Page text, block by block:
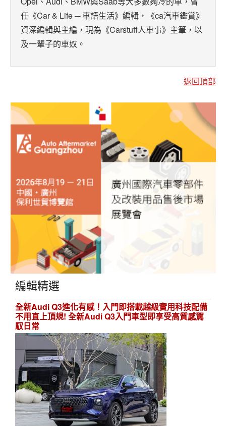
任《Car & Life ─ 車語生活》編輯，《ca汽車鑑賞》
資深編輯與主編，現為《Carstuff人車事》主筆，以
及一輩子的車奴。
返回頂部
編輯精選
全新Audi Q3進化有感！入門即搭載越級實用科技配備
不用直上頂規! 全新Audi Q3入門車型即享受高質感駕
馭日常